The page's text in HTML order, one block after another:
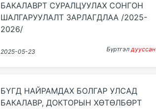
БАКАЛАВРТ СУРАЛЦУУЛАХ СОНГОН
ШАЛГАРУУЛАЛТ ЗАРЛАГДЛАА /2025-
2026/
2025-05-23 Бүртгэлдууссан
БҮГД НАЙРАМДАХ БОЛГАР УЛСАД
БАКАЛАВР, ДОКТОРЫН ХӨТӨЛБӨРТ